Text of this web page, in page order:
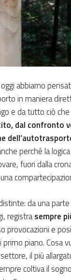
abbiamo
in maniera
e da tutto ciò
dal confronto
perché la
fuori dalla
da una parte
registrasempre
provocazioni e
piano. Cosa
il più
coltiva il